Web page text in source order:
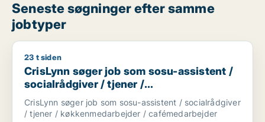
Seneste søgninger efter samme
jobtyper
CrisLynn søger job som sosu-assistent / socialrådgiver /
23 t siden
CrisLynn søger job som sosu-assistent /
socialrådgiver / tjener /
køkkenmedarbejder / cafémedarbejder
CrisLynn søger job som sosu-assistent / socialrådgiver
/ tjener / køkkenmedarbejder / cafémedarbejder